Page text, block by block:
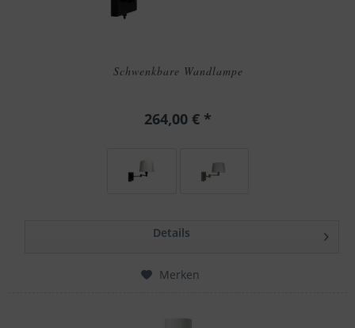
Schwenkbare Wandlampe
264,00 € *
Details
Merken